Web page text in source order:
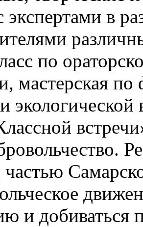
экспертами в
по
мастерская по
экологической
частью
и добиваться